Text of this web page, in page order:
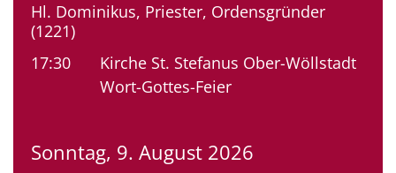
Hl. Dominikus, Priester, Ordensgründer
(1221)
17:30
Kirche St. Stefanus Ober-Wöllstadt
Wort-Gottes-Feier
Sonntag, 9. August 2026